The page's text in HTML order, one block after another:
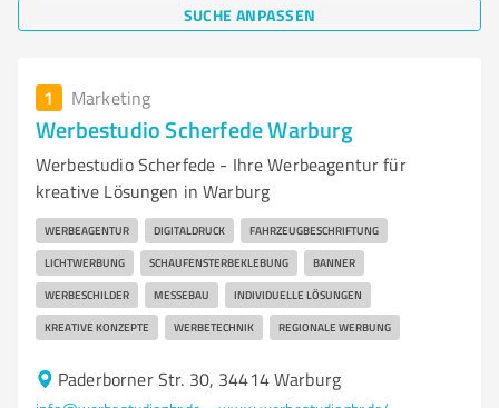
SUCHE ANPASSEN
1 Marketing
Werbestudio Scherfede Warburg
Werbestudio Scherfede - Ihre Werbeagentur für
kreative Lösungen in Warburg
WERBEAGENTUR DIGITALDRUCK FAHRZEUGBESCHRIFTUNG
LICHTWERBUNG SCHAUFENSTERBEKLEBUNG BANNER
WERBESCHILDER MESSEBAU INDIVIDUELLE LÖSUNGEN
KREATIVE KONZEPTE WERBETECHNIK REGIONALE WERBUNG
Paderborner Str. 30, 34414 Warburg